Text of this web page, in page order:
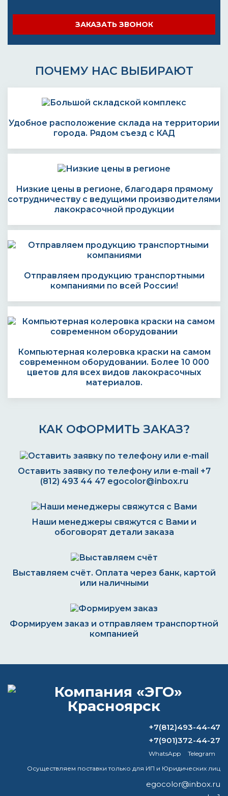
ЗАКАЗАТЬ ЗВОНОК
ПОЧЕМУ НАС ВЫБИРАЮТ
Удобное расположение склада на территории
города. Рядом съезд с КАД
Низкие цены в регионе, благодаря прямому
сотрудничеству с ведущими производителями
лакокрасочной продукции
Отправляем продукцию транспортными
компаниями по всей России!
Компьютерная колеровка краски на самом
современном оборудовании. Более 10 000
цветов для всех видов лакокрасочных
материалов.
КАК ОФОРМИТЬ ЗАКАЗ?
Оставить заявку по телефону или e-mail +7
(812) 493 44 47 egocolor@inbox.ru
Наши менеджеры свяжутся с Вами и
обоговорят детали заказа
Выставляем счёт. Оплата через банк, картой
или наличными
Формируем заказ и отправляем транспортной
компанией
ВОПРОС-ОТВЕТ
Что входит в группу лакокрасочные
как делать правильно покрытие
+7(812)493-44-47
+7(901)372-44-27
WhatsApp
Telegram
Осуществляем поставки только для ИП и Юридических лиц
egocolor@inbox.ru